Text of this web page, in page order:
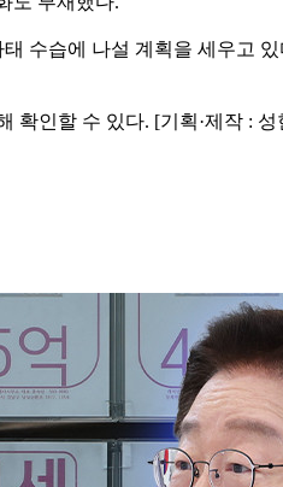
수습에 나설 계획을 세우고
인할 수 있다. [기획·제작 :